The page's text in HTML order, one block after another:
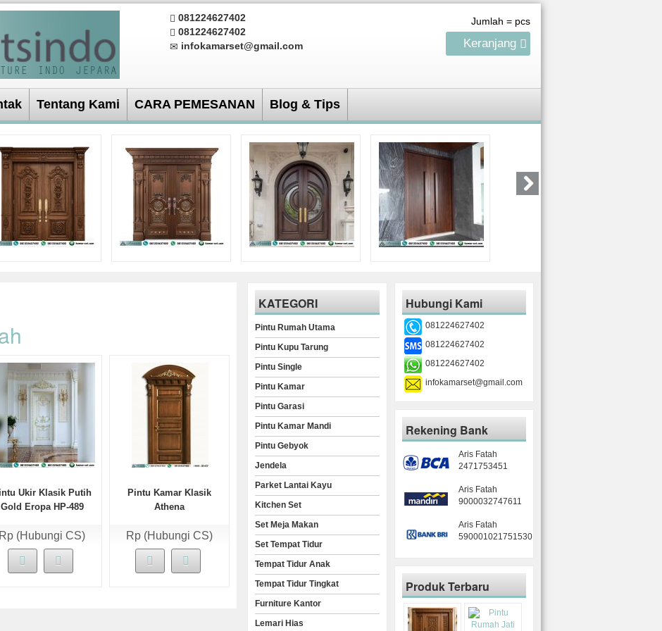
081224627402
081224627402
infokamarset@gmail.com
Jumlah = pcs
Keranjang
Tentang Kami CARA PEMESANAN Blog & Tips
Ukir Klasik Putih
Gold Eropa HP-489
Rp (Hubungi CS)
Pintu Kamar Klasik
Athena
Rp (Hubungi CS)
KATEGORI
Pintu Rumah Utama
Pintu Kupu Tarung
Pintu Single
Pintu Kamar
Pintu Garasi
Pintu Kamar Mandi
Pintu Gebyok
Jendela
Parket Lantai Kayu
Kitchen Set
Set Meja Makan
Set Tempat Tidur
Tempat Tidur Anak
Tempat Tidur Tingkat
Furniture Kantor
Lemari Hias
Hubungi Kami
081224627402
081224627402
081224627402
infokamarset@gmail.com
Rekening Bank
Aris Fatah
2471753451
Aris Fatah
9000032747611
Aris Fatah
590001021751530
Produk Terbaru